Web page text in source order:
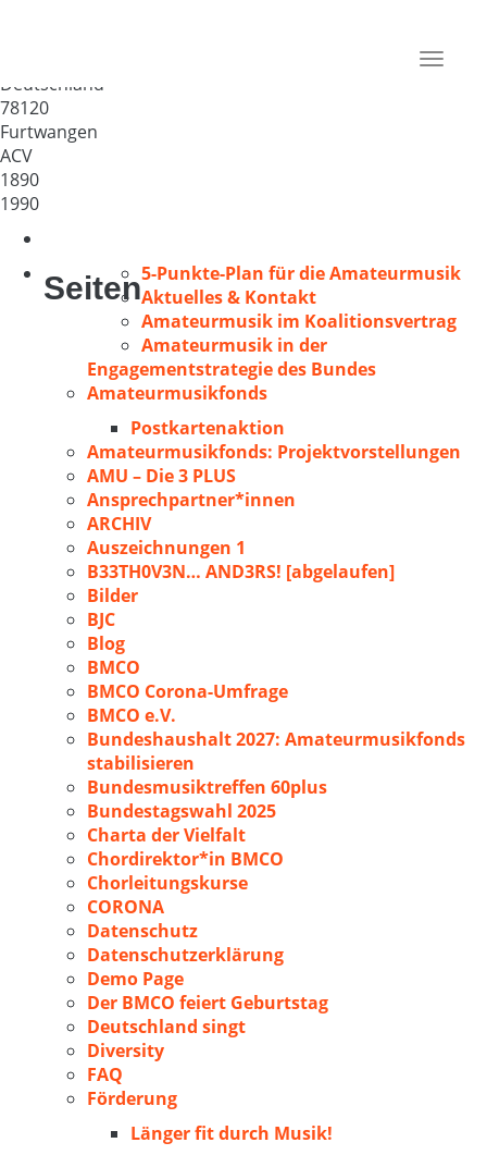
Toggle
Deutschland
78120
Furtwangen
ACV
1890
1990
Seiten5-Punkte-Plan für die Amateurmusik
Aktuelles & Kontakt
Amateurmusik im Koalitionsvertrag
Amateurmusik in der
Engagementstrategie des Bundes
Amateurmusikfonds
Postkartenaktion
Amateurmusikfonds: Projektvorstellungen
AMU – Die 3 PLUS
Ansprechpartner*innen
ARCHIV
Auszeichnungen 1
B33TH0V3N… AND3RS! [abgelaufen]
Bilder
BJC
Blog
BMCO
BMCO Corona-Umfrage
BMCO e.V.
Bundeshaushalt 2027: Amateurmusikfonds
stabilisieren
Bundesmusiktreffen 60plus
Bundestagswahl 2025
Charta der Vielfalt
Chordirektor*in BMCO
Chorleitungskurse
CORONA
Datenschutz
Datenschutzerklärung
Demo Page
Der BMCO feiert Geburtstag
Deutschland singt
Diversity
FAQ
Förderung
Länger fit durch Musik!